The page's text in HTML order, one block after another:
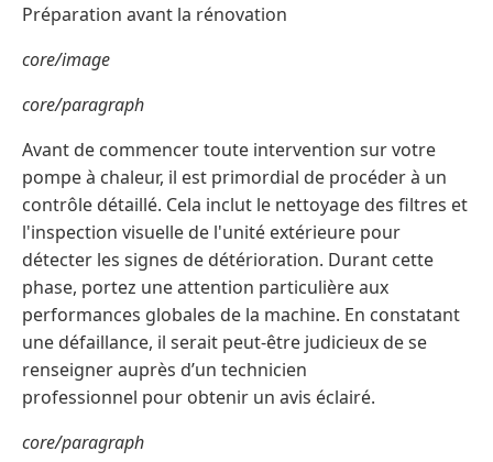
Préparation avant la rénovation
core/image
core/paragraph
Avant de commencer toute intervention sur votre
pompe à chaleur, il est primordial de procéder à un
contrôle détaillé. Cela inclut le nettoyage des filtres et
l'inspection visuelle de l'unité extérieure pour
détecter les signes de détérioration. Durant cette
phase, portez une attention particulière aux
performances globales de la machine. En constatant
une défaillance, il serait peut-être judicieux de se
renseigner auprès d’un technicien
professionnel pour obtenir un avis éclairé.
core/paragraph